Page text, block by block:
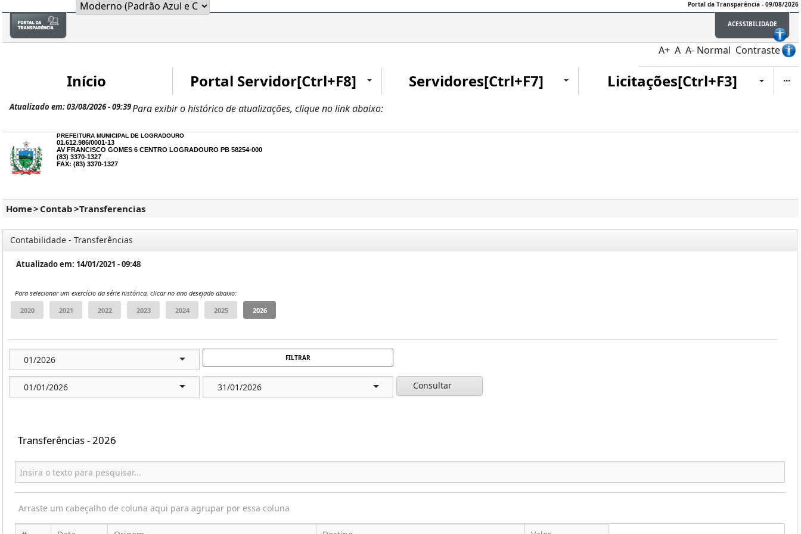
Portal da Transparência - 09/08/2026
ACESSIBILIDADE
A+ A A- Normal Contraste
Início Portal Servidor[Ctrl+F8] Servidores[Ctrl+F7] Licitações[Ctrl+F3]
Para exibir o histórico de atualizações, clique no link abaixo:
Atualizado em: 03/08/2026 - 09:39
PREFEITURA MUNICIPAL DE LOGRADOURO
01.612.986/0001-13
AV FRANCISCO GOMES 6 CENTRO LOGRADOURO PB 58254-000
(83) 3370-1327
FAX: (83) 3370-1327
Home> Contab>Transferencias
Contabilidade - Transferências
Atualizado em: 14/01/2021 - 09:48
Para selecionar um exercício da série histórica, clicar no ano desejado abaixo:
FILTRAR
Consultar
Transferências - 2026
Arraste um cabeçalho de coluna aqui para agrupar por essa coluna